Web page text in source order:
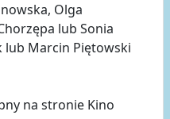
Olga
lub Sonia
lub Marcin Piętowski
na stronie Kino